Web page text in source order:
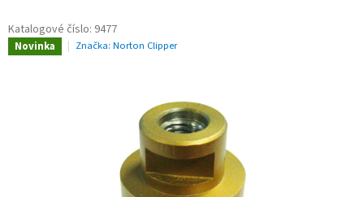
Katalogové číslo: 9477
Novinka Značka: Norton Clipper